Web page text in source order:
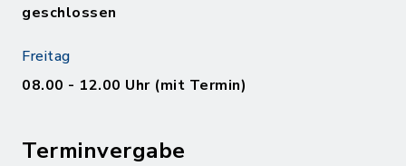
geschlossen
Freitag
08.00 - 12.00 Uhr (mit Termin)
Terminvergabe